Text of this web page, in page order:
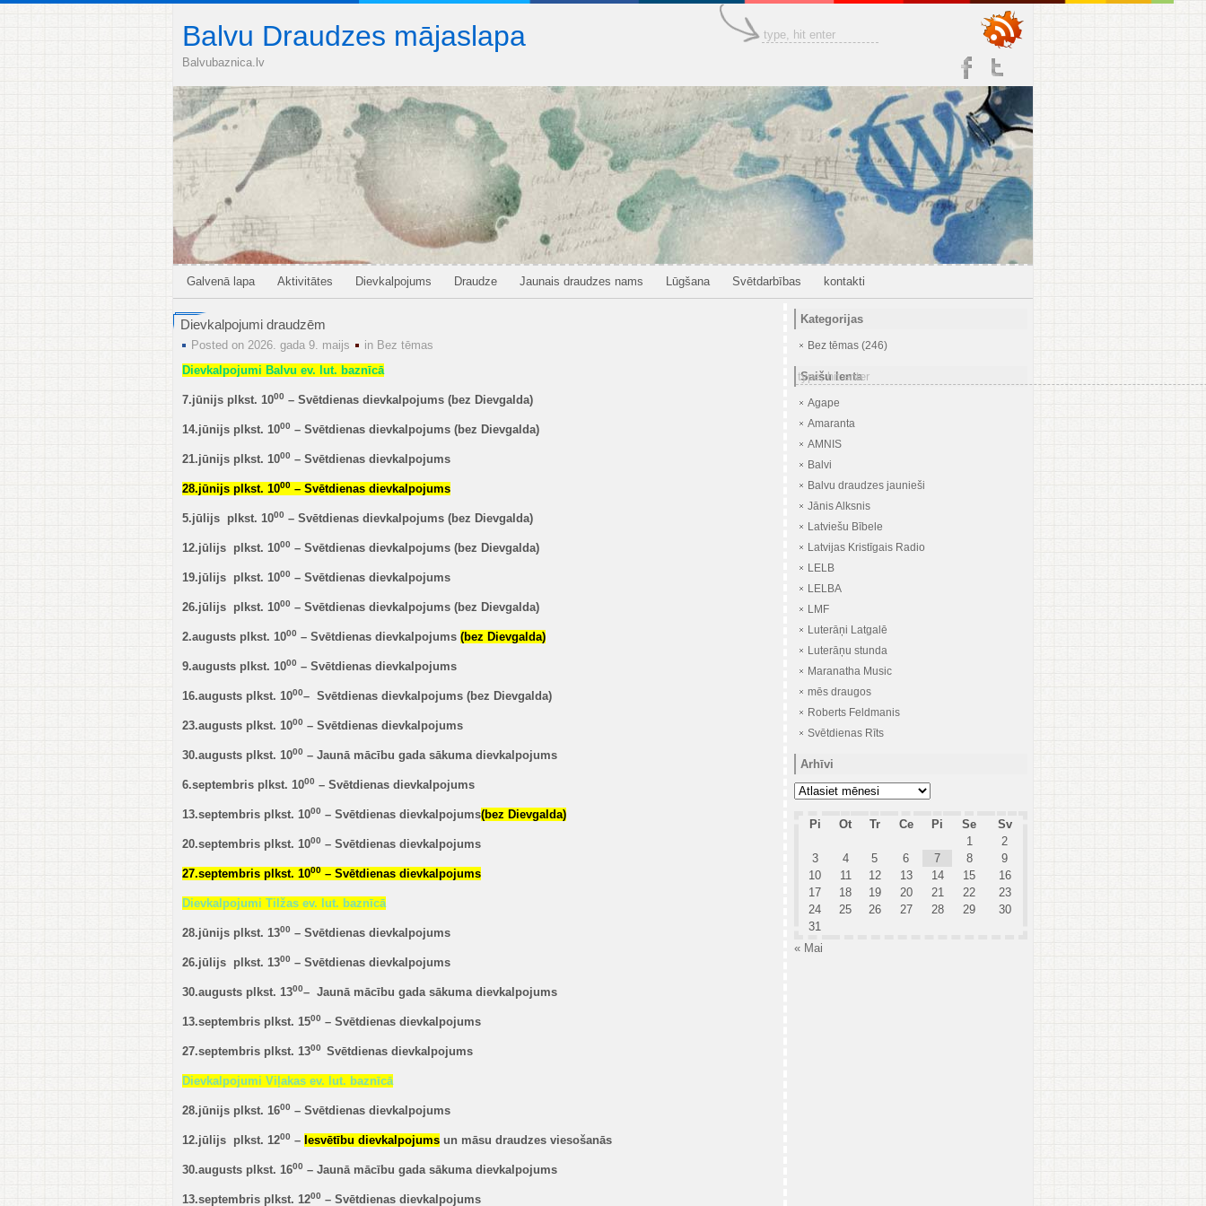
Balvu Draudzes mājaslapa
Balvubaznica.lv
Galvenā lapa Aktivitātes Dievkalpojums Draudze Jaunais draudzes nams Lūgšana Svētdarbības kontakti
Dievkalpojumi draudzēm
Posted on 2026. gada 9. maijs in Bez tēmas
Dievkalpojumi Balvu ev. lut. baznīcā
7.jūnijs plkst. 1000 – Svētdienas dievkalpojums (bez Dievgalda)
14.jūnijs plkst. 1000 – Svētdienas dievkalpojums (bez Dievgalda)
21.jūnijs plkst. 1000 – Svētdienas dievkalpojums
28.jūnijs plkst. 1000 – Svētdienas dievkalpojums
5.jūlijs plkst. 1000 – Svētdienas dievkalpojums (bez Dievgalda)
12.jūlijs plkst. 1000 – Svētdienas dievkalpojums (bez Dievgalda)
19.jūlijs plkst. 1000 – Svētdienas dievkalpojums
26.jūlijs plkst. 1000 – Svētdienas dievkalpojums (bez Dievgalda)
2.augusts plkst. 1000 – Svētdienas dievkalpojums (bez Dievgalda)
9.augusts plkst. 1000 – Svētdienas dievkalpojums
16.augusts plkst. 1000– Svētdienas dievkalpojums (bez Dievgalda)
23.augusts plkst. 1000 – Svētdienas dievkalpojums
30.augusts plkst. 1000 – Jaunā mācību gada sākuma dievkalpojums
6.septembris plkst. 1000 – Svētdienas dievkalpojums
13.septembris plkst. 1000 – Svētdienas dievkalpojums(bez Dievgalda)
20.septembris plkst. 1000 – Svētdienas dievkalpojums
27.septembris plkst. 1000 – Svētdienas dievkalpojums
Dievkalpojumi Tilžas ev. lut. baznīcā
28.jūnijs plkst. 1300 – Svētdienas dievkalpojums
26.jūlijs plkst. 1300 – Svētdienas dievkalpojums
30.augusts plkst. 1300– Jaunā mācību gada sākuma dievkalpojums
13.septembris plkst. 1500 – Svētdienas dievkalpojums
27.septembris plkst. 1300 Svētdienas dievkalpojums
Dievkalpojumi Viļakas ev. lut. baznīcā
28.jūnijs plkst. 1600 – Svētdienas dievkalpojums
12.jūlijs plkst. 1200 – Iesvētību dievkalpojums un māsu draudzes viesošanās
30.augusts plkst. 1600 – Jaunā mācību gada sākuma dievkalpojums
13.septembris plkst. 1200 – Svētdienas dievkalpojums
Kategorijas
Bez tēmas (246)
Saišu lenta
Agape
Amaranta
AMNIS
Balvi
Balvu draudzes jaunieši
Jānis Alksnis
Latviešu Bībele
Latvijas Kristīgais Radio
LELB
LELBA
LMF
Luterāņi Latgalē
Luterāņu stunda
Maranatha Music
mēs draugos
Roberts Feldmanis
Svētdienas Rīts
Arhīvi
Arhīvi
Pi Ot Tr Ce Pi Se
Sv
1
2
3
4 5 6 7 8
9
10
11 12 13 14 15
16
17
18 19 20 21 22
23
24
25 26 27 28 29
30
31
« Mai